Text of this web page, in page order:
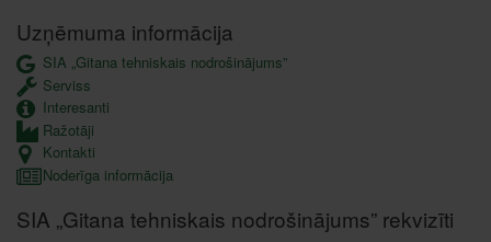
Uzņēmuma informācija
SIA „Gitana tehniskais nodrošinājums”
Serviss
Interesanti
Ražotāji
Kontakti
Noderīga informācija
SIA „Gitana tehniskais nodrošinājums” rekvizīti